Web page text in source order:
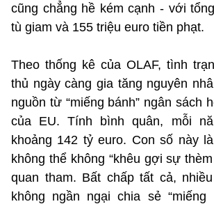
cũng chẳng hề kém cạnh - với
tù giam và 155 triệu euro tiền phạt.
Theo thống kê của OLAF, tình
thủ ngày càng gia tăng nguyên
nguồn từ “miếng bánh” ngân sách
của EU. Tính bình quân, mỗi
khoảng 142 tỷ euro. Con số này
không thể không “khêu gợi sự
quan tham. Bất chấp tất cả,
không ngần ngại chia sẻ “miếng